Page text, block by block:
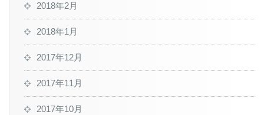
2018年2月
2018年1月
2017年12月
2017年11月
2017年10月